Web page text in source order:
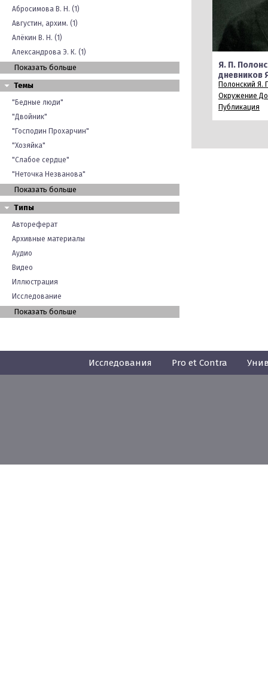
Абросимова В. Н. (1)
Августин, архим. (1)
Алёкин В. Н. (1)
Александрова Э. К. (1)
Показать больше
Темы
"Бедные люди"
"Двойник"
"Господин Прохарчин"
"Хозяйка"
"Слабое сердце"
"Неточка Незванова"
Показать больше
Типы
Автореферат
Архивные материалы
Аудио
Видео
Иллюстрация
Исследование
Показать больше
Я. П.
дневников
Полонский Я.
Окружение
Публикация
Исследования Pro et Contra